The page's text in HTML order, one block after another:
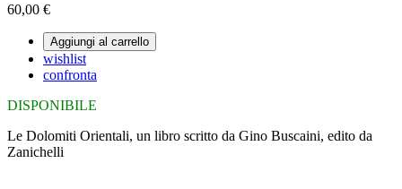
60,00 €
Aggiungi al carrello
wishlist
confronta
DISPONIBILE
Le Dolomiti Orientali, un libro scritto da Gino Buscaini, edito da
Zanichelli